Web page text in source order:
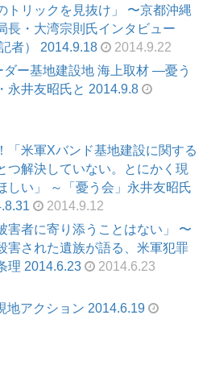
トリックを見抜け」 〜京都沖縄
長・大湾宗則氏インタビュー
者） 2014.9.18
2014.9.22
ダー基地建設地 海上取材 ―憂う
永井友昭氏と 2014.9.8
「米軍Xバンド基地建設に関する
つ解決していない。とにかく現
しい」 ～「憂う会」永井友昭氏
2014.9.12
害者に寄り添うことはない」 〜
害された遺族が語る、米軍犯罪
理 2014.6.23
2014.6.23
地アクション 2014.6.19